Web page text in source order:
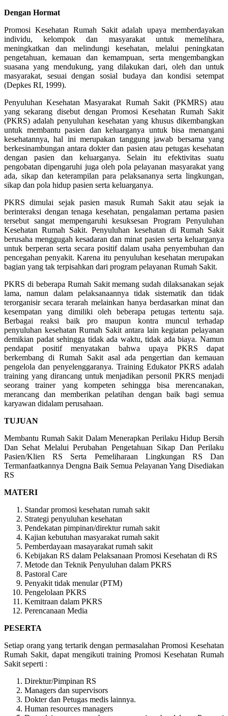
Dengan Hormat
Promosi Kesehatan Rumah Sakit adalah upaya memberdayakan
individu, kelompok dan masyarakat untuk memelihara,
meningkatkan dan melindungi kesehatan, melalui peningkatan
pengetahuan, kemauan dan kemampuan, serta mengembangkan
suasana yang mendukung, yang dilakukan dari, oleh dan untuk
masyarakat, sesuai dengan sosial budaya dan kondisi setempat
(Depkes RI, 1999).
Penyuluhan Kesehatan Masyarakat Rumah Sakit (PKMRS) atau
yang sekarang disebut dengan Promosi Kesehatan Rumah Sakit
(PKRS) adalah penyuluhan kesehatan yang khusus dikembangkan
untuk membantu pasien dan keluarganya untuk bisa menangani
kesehatannya, hal ini merupakan tanggung jawab bersama yang
berkesinambungan antara dokter dan pasien atau petugas kesehatan
dengan pasien dan keluarganya. Selain itu efektivitas suatu
pengobatan dipengaruhi juga oleh pola pelayanan masyarakat yang
ada, sikap dan keterampilan para pelaksananya serta lingkungan,
sikap dan pola hidup pasien serta keluarganya.
PKRS dimulai sejak pasien masuk Rumah Sakit atau sejak ia
berinteraksi dengan tenaga kesehatan, pengalaman pertama pasien
tersebut sangat mempengaruhi kesuksesan Program Penyuluhan
Kesehatan Rumah Sakit. Penyuluhan kesehatan di Rumah Sakit
berusaha menggugah kesadaran dan minat pasien serta keluarganya
untuk berperan serta secara positif dalam usaha penyembuhan dan
pencegahan penyakit. Karena itu penyuluhan kesehatan merupakan
bagian yang tak terpisahkan dari program pelayanan Rumah Sakit.
PKRS di beberapa Rumah Sakit memang sudah dilaksanakan sejak
lama, namun dalam pelaksanaannya tidak sistematik dan tidak
terorganisir secara terarah melainkan hanya berdasarkan minat dan
kesempatan yang dimiliki oleh beberapa petugas tertentu saja.
Berbagai reaksi baik pro maupun kontra muncul terhadap
penyuluhan kesehatan Rumah Sakit antara lain kegiatan pelayanan
demikian padat sehingga tidak ada waktu, tidak ada biaya. Namun
pendapat positif menyatakan bahwa upaya PKRS dapat
berkembang di Rumah Sakit asal ada pengertian dan kemauan
pengelola dan penyelenggaranya. Training Edukator PKRS adalah
training yang dirancang untuk menjadikan personil PKRS menjadi
seorang trainer yang kompeten sehingga bisa merencanakan,
merancang dan memberikan pelatihan dengan baik bagi semua
karyawan didalam perusahaan.
TUJUAN
Membantu Rumah Sakit Dalam Menerapkan Perilaku Hidup Bersih
Dan Sehat Melalui Perubahan Pengetahuan Sikap Dan Perilaku
Pasien/Klien RS Serta Pemeliharaan Lingkungan RS Dan
Termanfaatkannya Dengna Baik Semua Pelayanan Yang Disediakan
RS
MATERI
Standar promosi kesehatan rumah sakit
Strategi penyuluhan kesehatan
Pendekatan pimpinan/direktur rumah sakit
Kajian kebutuhan masyarakat rumah sakit
Pemberdayaan masayarakat rumah sakit
Kebijakan RS dalam Pelaksanaan Promosi Kesehatan di RS
Metode dan Teknik Penyuluhan dalam PKRS
Pastoral Care
Penyakit tidak menular (PTM)
Pengelolaan PKRS
Kemitraan dalam PKRS
Perencanaan Media
PESERTA
Setiap orang yang tertarik dengan permasalahan Promosi Kesehatan
Rumah Sakit, dapat mengikuti training Promosi Kesehatan Rumah
Sakit seperti :
Direktur/Pimpinan RS
Managers dan supervisors
Dokter dan Petugas medis lainnya.
Human resources managers